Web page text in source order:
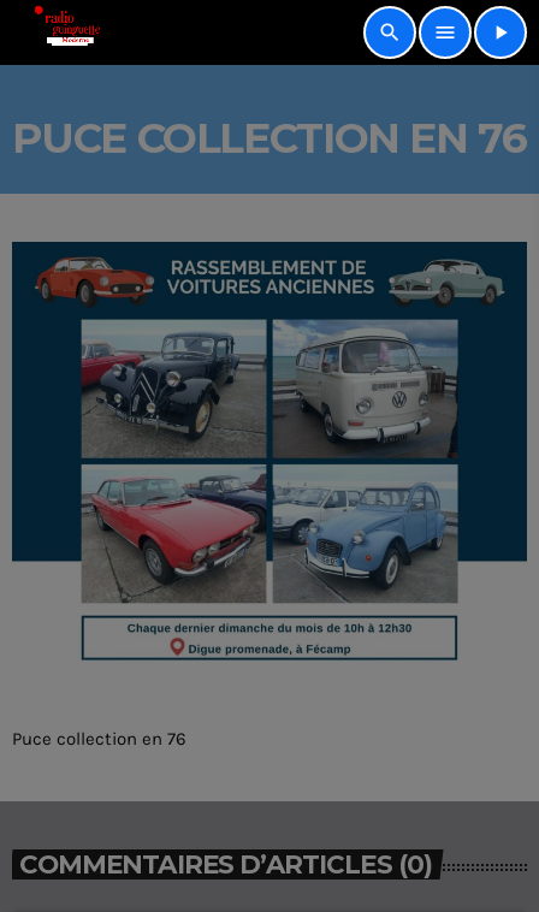
search menu play_arrow
PUCE COLLECTION EN 76
Puce collection en 76
COMMENTAIRES D’ARTICLES (0)